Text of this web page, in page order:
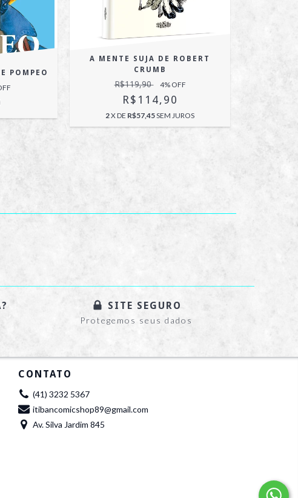
POMPEO
A MENTE SUJA DE ROBERT
CRUMB
R$119,90 4% OFF
R$114,90
2X DE R$57,45SEM JUROS
SITE SEGURO
Protegemos seus dados
CONTATO
(41) 3232 5367
itibancomicshop89@gmail.com
Av. Silva Jardim 845